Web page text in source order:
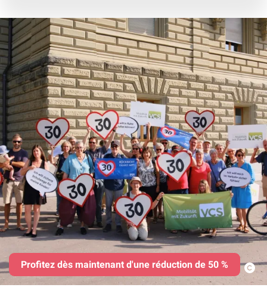
Profitez dès maintenant d'une réduction de 50 %